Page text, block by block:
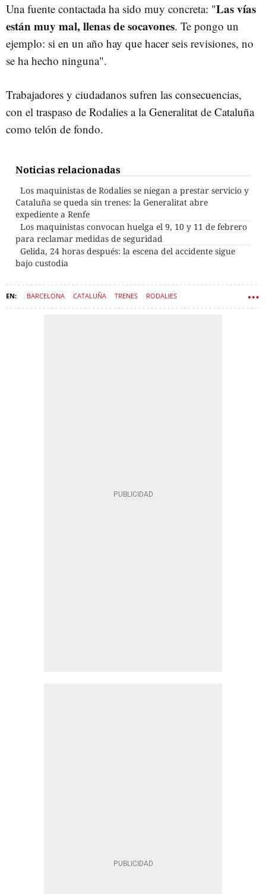
Una fuente contactada ha sido muy concreta: "Las vías
están muy mal, llenas de socavones. Te pongo un
ejemplo: si en un año hay que hacer seis revisiones, no
se ha hecho ninguna".
Trabajadores y ciudadanos sufren las consecuencias,
con el traspaso de Rodalies a la Generalitat de Cataluña
como telón de fondo.
Noticias relacionadas
Los maquinistas de Rodalies se niegan a prestar servicio y
Cataluña se queda sin trenes: la Generalitat abre
expediente a Renfe
Los maquinistas convocan huelga el 9, 10 y 11 de febrero
para reclamar medidas de seguridad
Gelida, 24 horas después: la escena del accidente sigue
bajo custodia
BARCELONA CATALUÑA TRENES RODALIES